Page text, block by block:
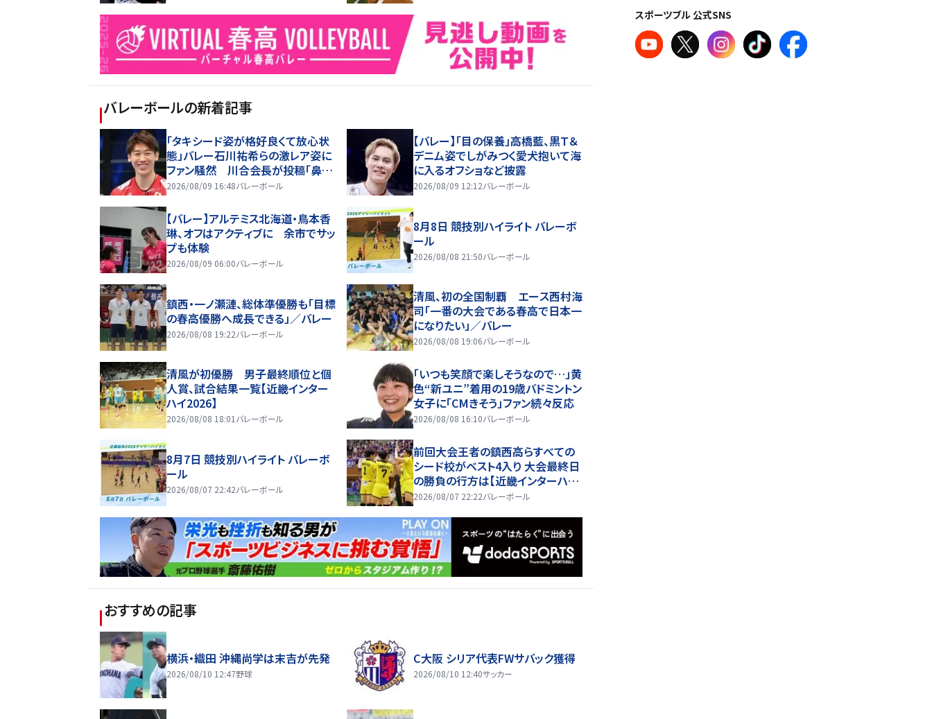
バレーボールの新着記事
「タキシード姿が格好良くて放心状
態」バレー石川祐希らの激レア姿に
ファン騒然 川合会長が投稿「鼻血
が出る」「会長格好良いし石川さん
2026/08/09 16:48バレーボール
【バレー】「目の保養」高橋藍、黒Ｔ＆
デニム姿でしがみつく愛犬抱いて海
に入るオフショなど披露
2026/08/09 12:12バレーボール
【バレー】アルテミス北海道・鳥本香
琳、オフはアクティブに 余市でサッ
プも体験
2026/08/09 06:00バレーボール
8月8日 競技別ハイライト バレーボ
ール
2026/08/08 21:50バレーボール
鎮西・一ノ瀬漣、総体準優勝も「目標
の春高優勝へ成長できる」／バレー
2026/08/08 19:22バレーボール
清風、初の全国制覇 エース西村海
司「一番の大会である春高で日本一
になりたい」／バレー
2026/08/08 19:06バレーボール
清風が初優勝 男子最終順位と個
人賞、試合結果一覧【近畿インター
ハイ2026】
2026/08/08 18:01 バレーボール
「いつも笑顔で楽しそうなので…」黄
色“新ユニ”着用の19歳バドミントン
女子に「CMきそう」ファン続々反応
2026/08/08 16:10バレーボール
8月7日 競技別ハイライト バレーボ
ール
2026/08/07 22:42バレーボール
前回大会王者の鎮西高らすべての
シード校がベスト4入り 大会最終日
の勝負の行方は【近畿インターハイ
2026】
2026/08/07 22:22バレーボール
おすすめの記事
横浜・織田 沖縄尚学は末吉が先発
2026/08/10 12:47野球
C大阪 シリア代表FWサバック獲得
2026/08/10 12:40サッカー
スポーツブル 公式SNS